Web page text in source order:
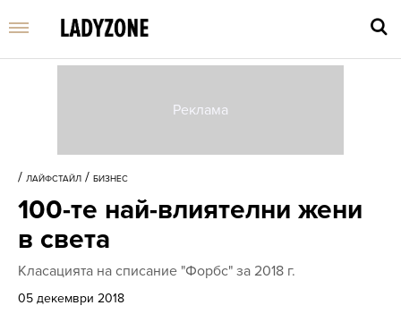
/ ЛАЙФСТАЙЛ / БИЗНЕС
100-те най-влиятелни жени
в света
Класацията на списание "Форбс" за 2018 г.
05 декември 2018